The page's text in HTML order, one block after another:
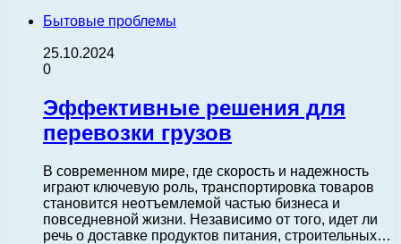
Бытовые проблемы
25.10.2024
0
Эффективные решения для
перевозки грузов
В современном мире, где скорость и надежность
играют ключевую роль, транспортировка товаров
становится неотъемлемой частью бизнеса и
повседневной жизни. Независимо от того, идет ли
речь о доставке продуктов питания, строительных…